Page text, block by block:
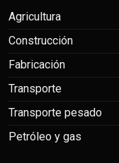
Agricultura
Construcción
Fabricación
Transporte
Transporte pesado
Petróleo y gas